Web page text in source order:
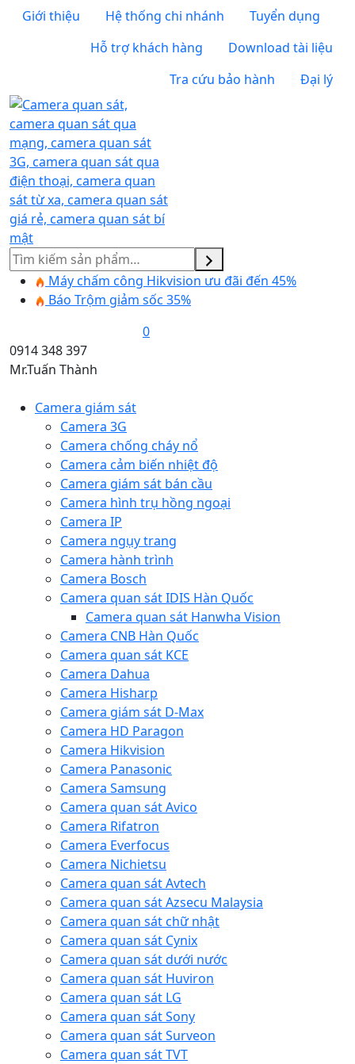
Giới thiệu Hệ thống chi nhánh
Tuyển dụng
Hỗ trợ khách hàng
Download tài liệu
Tra cứu bảo hành
Đại lý
Tìm
kiếm
Máy chấm công Hikvision ưu đãi đến 45%
Báo Trộm giảm sốc 35%
0
0914 348 397
Mr.Tuấn Thành
Camera giám sát
Camera 3G
Camera chống cháy nổ
Camera cảm biến nhiệt độ
Camera giám sát bán cầu
Camera hình trụ hồng ngoại
Camera IP
Camera ngụy trang
Camera hành trình
Camera Bosch
Camera quan sát IDIS Hàn Quốc
Camera quan sát Hanwha Vision
Camera CNB Hàn Quốc
Camera quan sát KCE
Camera Dahua
Camera Hisharp
Camera giám sát D-Max
Camera HD Paragon
Camera Hikvision
Camera Panasonic
Camera Samsung
Camera quan sát Avico
Camera Rifatron
Camera Everfocus
Camera Nichietsu
Camera quan sát Avtech
Camera quan sát Azsecu Malaysia
Camera quan sát chữ nhật
Camera quan sát Cynix
Camera quan sát dưới nước
Camera quan sát Huviron
Camera quan sát LG
Camera quan sát Sony
Camera quan sát Surveon
Camera quan sát TVT